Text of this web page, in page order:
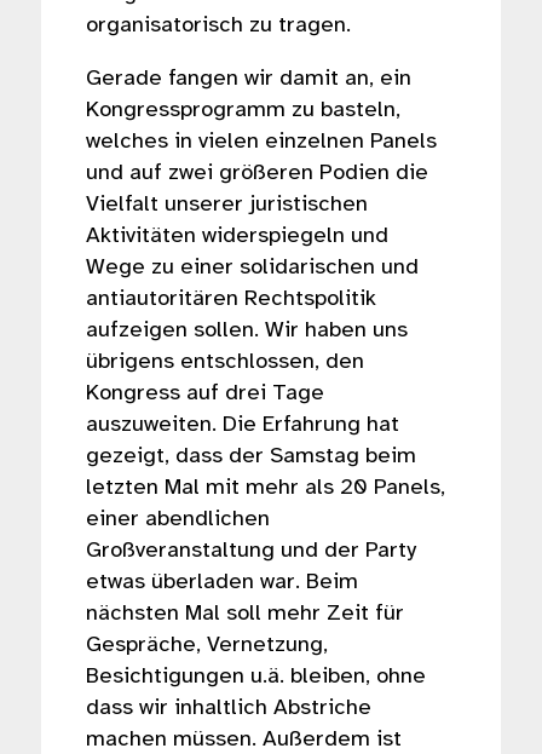
organisatorisch zu tragen.
Gerade fangen wir damit an, ein
Kongressprogramm zu basteln,
welches in vielen einzelnen Panels
und auf zwei größeren Podien die
Vielfalt unserer juristischen
Aktivitäten widerspiegeln und
Wege zu einer solidarischen und
antiautoritären Rechtspolitik
aufzeigen sollen. Wir haben uns
übrigens entschlossen, den
Kongress auf drei Tage
auszuweiten. Die Erfahrung hat
gezeigt, dass der Samstag beim
letzten Mal mit mehr als 20 Panels,
einer abendlichen
Großveranstaltung und der Party
etwas überladen war. Beim
nächsten Mal soll mehr Zeit für
Gespräche, Vernetzung,
Besichtigungen u.ä. bleiben, ohne
dass wir inhaltlich Abstriche
machen müssen. Außerdem ist